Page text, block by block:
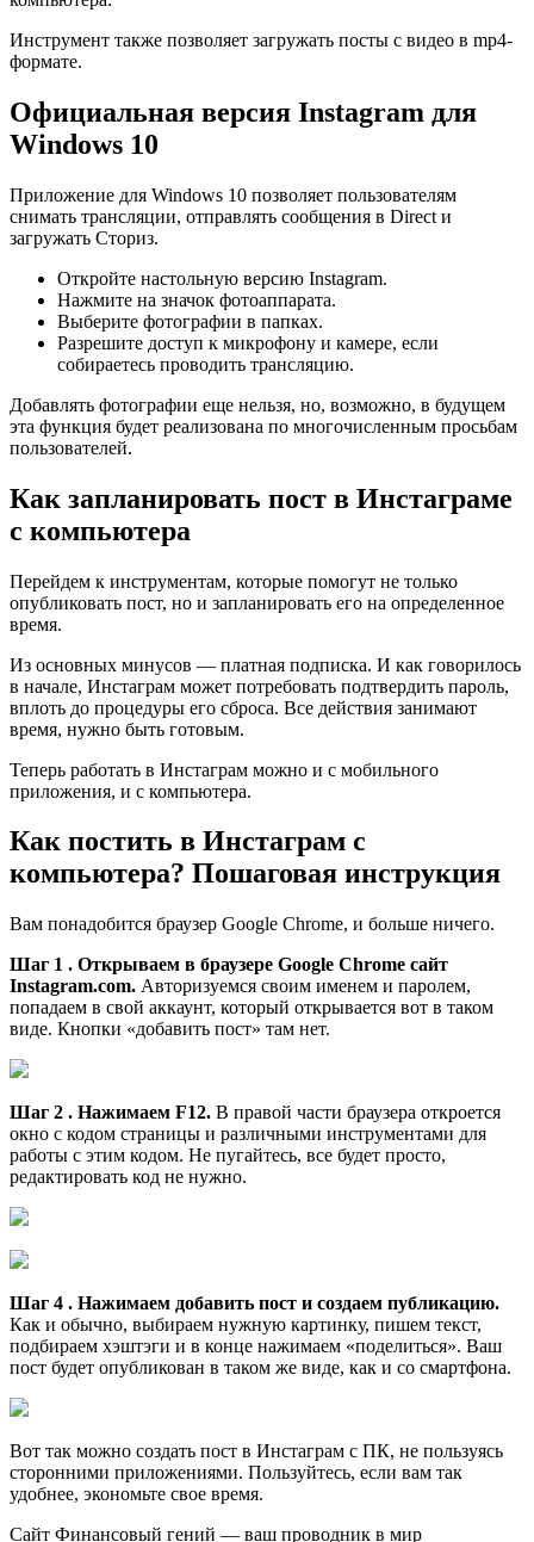
Инструмент также позволяет загружать посты с видео в mp4-
формате.
Официальная версия Instagram для
Windows 10
Приложение для Windows 10 позволяет пользователям
снимать трансляции, отправлять сообщения в Direct и
загружать Сториз.
Откройте настольную версию Instagram.
Нажмите на значок фотоаппарата.
Выберите фотографии в папках.
Разрешите доступ к микрофону и камере, если
собираетесь проводить трансляцию.
Добавлять фотографии еще нельзя, но, возможно, в будущем
эта функция будет реализована по многочисленным просьбам
пользователей.
Как запланировать пост в Инстаграме
с компьютера
Перейдем к инструментам, которые помогут не только
опубликовать пост, но и запланировать его на определенное
время.
Из основных минусов — платная подписка. И как говорилось
в начале, Инстаграм может потребовать подтвердить пароль,
вплоть до процедуры его сброса. Все действия занимают
время, нужно быть готовым.
Теперь работать в Инстаграм можно и с мобильного
приложения, и с компьютера.
Как постить в Инстаграм с
компьютера? Пошаговая инструкция
Вам понадобится браузер Google Chrome, и больше ничего.
Шаг 1 . Открываем в браузере Google Chrome сайт
Instagram.com. Авторизуемся своим именем и паролем,
попадаем в свой аккаунт, который открывается вот в таком
виде. Кнопки «добавить пост» там нет.
Шаг 2 . Нажимаем F12. В правой части браузера откроется
окно с кодом страницы и различными инструментами для
работы с этим кодом. Не пугайтесь, все будет просто,
редактировать код не нужно.
Шаг 4 . Нажимаем добавить пост и создаем публикацию.
Как и обычно, выбираем нужную картинку, пишем текст,
подбираем хэштэги и в конце нажимаем «поделиться». Ваш
пост будет опубликован в таком же виде, как и со смартфона.
Вот так можно создать пост в Инстаграм с ПК, не пользуясь
сторонними приложениями. Пользуйтесь, если вам так
удобнее, экономьте свое время.
Сайт Финансовый гений — ваш проводник в мир